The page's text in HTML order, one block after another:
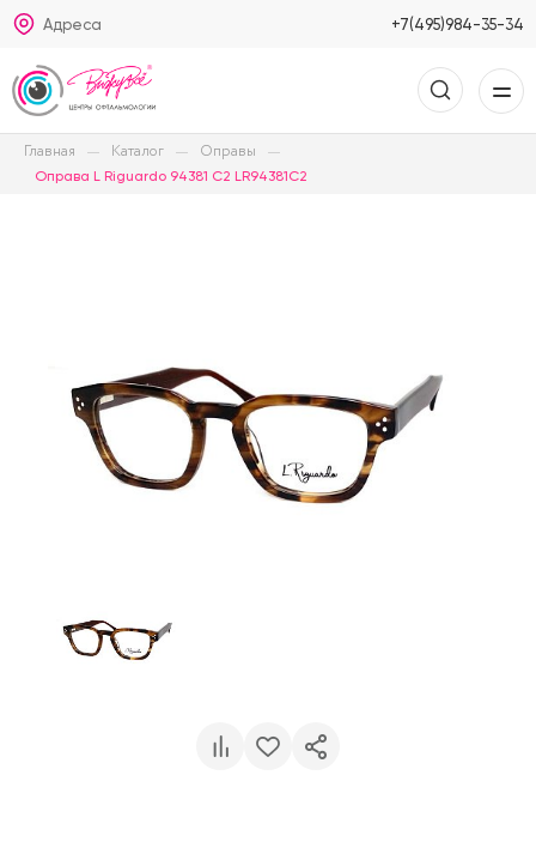
Адреса +7(495)984-35-34
Главная Каталог Оправы
Оправа L Riguardo 94381 C2 LR94381C2